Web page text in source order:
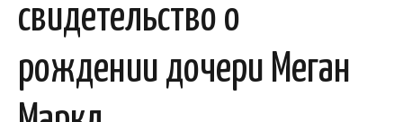
свидетельство о
рождении дочери Меган